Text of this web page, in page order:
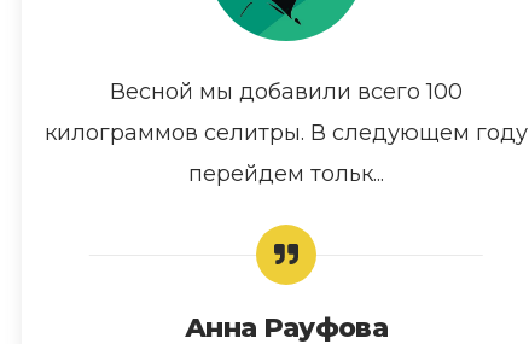
Весной мы добавили всего 100
килограммов селитры. В следующем году
перейдем тольк...
Анна Рауфова